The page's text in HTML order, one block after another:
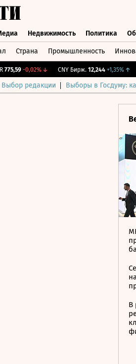
Недвижимость Политика
Страна Промышленность
-0,02%↓ CNY Бирж. 12,244 +1,35%↑
Выбор редакции Выборы в Госдуму:
В